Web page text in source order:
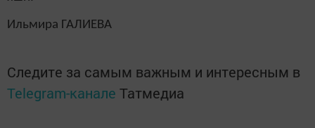
Ильмира ГАЛИЕВА
Следите за самым важным и интересным в
Telegram-канале Татмедиа